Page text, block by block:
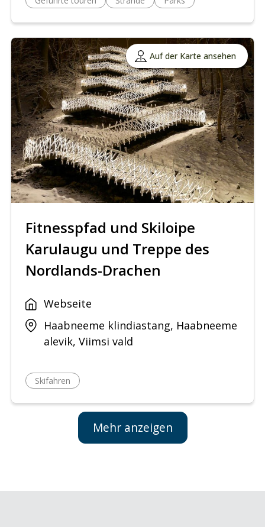
Auf der Karte ansehen
Fitnesspfad und Skiloipe
Karulaugu und Treppe des
Nordlands-Drachen
Webseite
Haabneeme klindiastang, Haabneeme
alevik, Viimsi vald
Skifahren
Mehr anzeigen